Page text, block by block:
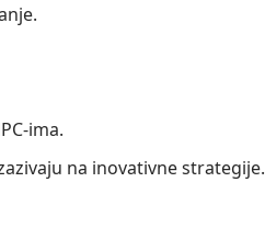
ima.
na inovativne strategije.